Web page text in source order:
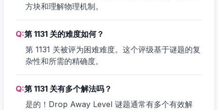
方块和理解物理机制。
Q:第 1131 关的难度如何？
第 1131 关被评为困难难度。这个评级基于谜题的复
杂性和所需的精确度。
Q:第 1131 关有多个解法吗？
是的！Drop Away Level 谜题通常有多个有效解